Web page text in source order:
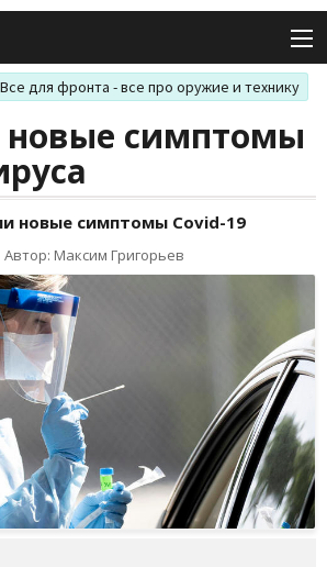
Все для фронта - все про оружие и технику
симптомы
новые симптомы Covid-19
Автор: Максим Григорьев